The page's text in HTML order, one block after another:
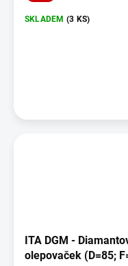
SKLADEM (3 KS)
ITA DGM -
olepovaček (D=85;